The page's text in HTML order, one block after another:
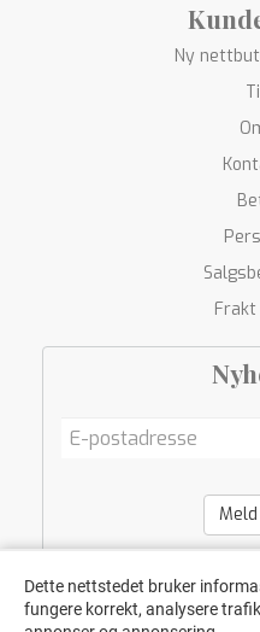
Ny
Dette nettstedet bruker
fungere korrekt, analysere